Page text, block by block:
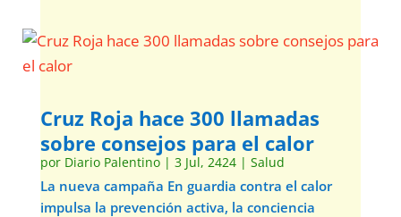
Cruz Roja hace 300 llamadas
sobre consejos para el calor
por Diario Palentino| 3 Jul, 2424| Salud
La nueva campaña En guardia contra el calor
impulsa la prevención activa, la conciencia